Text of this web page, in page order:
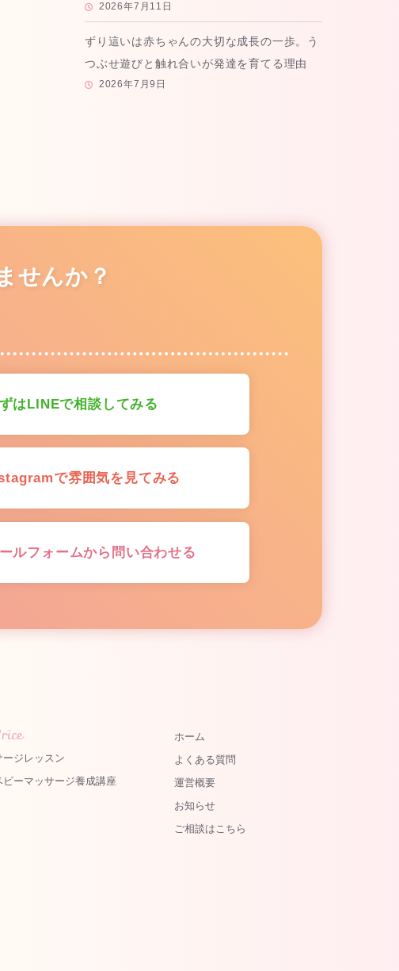
2026年7月11日
ずり這いは赤ちゃんの大切な成長の一歩。う
つぶせ遊びと触れ合いが発達を育てる理由
2026年7月9日
せんか？
はLINEで相談してみる
で雰囲気を見てみる
ルフォームから問い合わせる
ジレッスン
ーマッサージ養成講座
ホーム
よくある質問
運営概要
お知らせ
ご相談はこちら